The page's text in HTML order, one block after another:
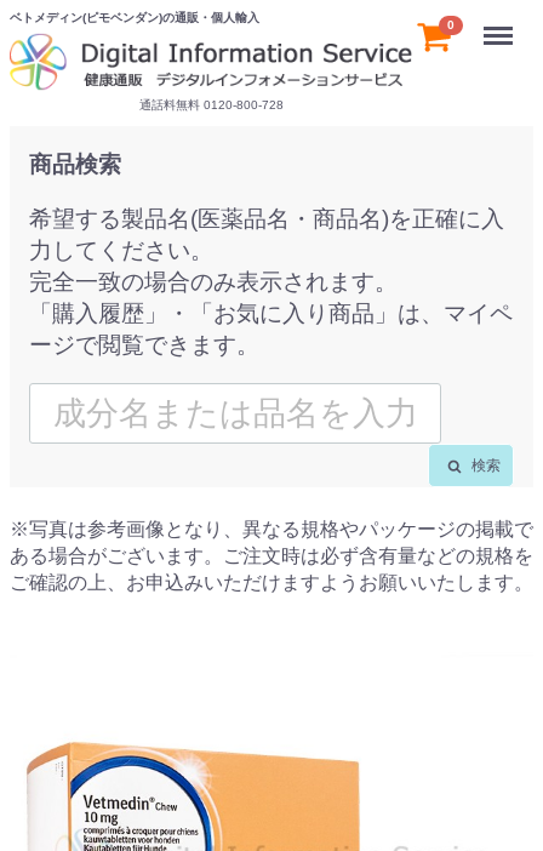
ベトメディン(ピモベンダン)の通販・個人輸入
通話料無料 0120-800-728
0 Menu
商品検索
希望する製品名(医薬品名・商品名)を正確に入
力してください。
完全一致の場合のみ表示されます。
「購入履歴」・「お気に入り商品」は、マイペ
ージで閲覧できます。
検索
※写真は参考画像となり、異なる規格やパッケージの掲載で
ある場合がございます。ご注文時は必ず含有量などの規格を
ご確認の上、お申込みいただけますようお願いいたします。